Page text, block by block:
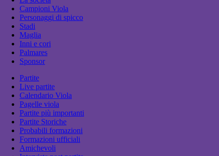
Campioni Viola
Personaggi di spicco
Stadi
Maglia
Inni e cori
Palmares
Sponsor
Partite
Live partite
Calendario Viola
Pagelle viola
Partite più importanti
Partite Storiche
Probabili formazioni
Formazioni ufficiali
Amichevoli